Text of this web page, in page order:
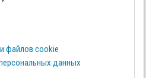
файлов cookie
данных